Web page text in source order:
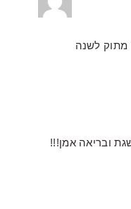
מתוק לשנה
ובריאה אמן!!!